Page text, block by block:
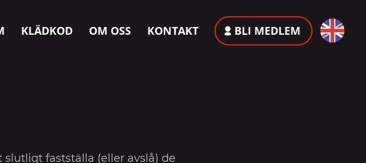
KLÄDKOD OM OSS KONTAKT BLI MEDLEM
fastställa (eller avslå) de